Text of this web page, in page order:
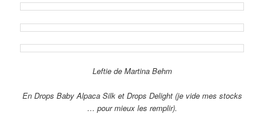
Leftie de Martina Behm
En Drops Baby Alpaca Silk et Drops Delight (je vide mes stocks
… pour mieux les remplir).